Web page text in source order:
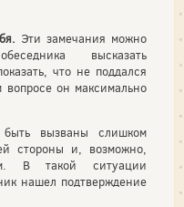
Эти замечания можно
высказать
что не поддался
он максимально
быть вызваны слишком
стороны и, возможно,
В такой ситуации
нашел подтверждение